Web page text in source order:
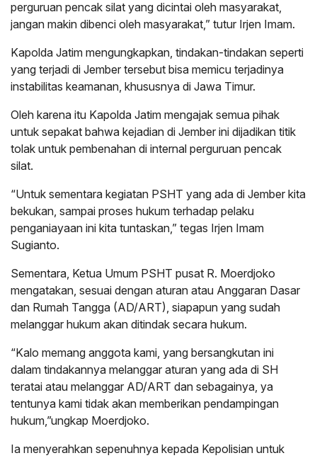
perguruan pencak silat yang dicintai oleh masyarakat,
jangan makin dibenci oleh masyarakat,” tutur Irjen Imam.
Kapolda Jatim mengungkapkan, tindakan-tindakan seperti
yang terjadi di Jember tersebut bisa memicu terjadinya
instabilitas keamanan, khususnya di Jawa Timur.
Oleh karena itu Kapolda Jatim mengajak semua pihak
untuk sepakat bahwa kejadian di Jember ini dijadikan titik
tolak untuk pembenahan di internal perguruan pencak
silat.
“Untuk sementara kegiatan PSHT yang ada di Jember kita
bekukan, sampai proses hukum terhadap pelaku
penganiayaan ini kita tuntaskan,” tegas Irjen Imam
Sugianto.
Sementara, Ketua Umum PSHT pusat R. Moerdjoko
mengatakan, sesuai dengan aturan atau Anggaran Dasar
dan Rumah Tangga (AD/ART), siapapun yang sudah
melanggar hukum akan ditindak secara hukum.
“Kalo memang anggota kami, yang bersangkutan ini
dalam tindakannya melanggar aturan yang ada di SH
teratai atau melanggar AD/ART dan sebagainya, ya
tentunya kami tidak akan memberikan pendampingan
hukum,”ungkap Moerdjoko.
Ia menyerahkan sepenuhnya kepada Kepolisian untuk